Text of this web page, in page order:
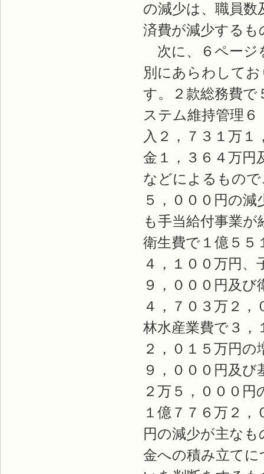
の減少は、職員数
済費が減少する
次に、６ページ
別にあらわして
す。２款総務費で
ステム維持管理
入２，７３１万１
金１，３６４万円
などによるもの
５，０００円の
も手当給付事業
衛生費で１億５５
４，１００万円
９，０００円及
４，７０３万２
林水産業費で３，
２，０１５万円
９，０００円及
２万５，０００
１億７７６万２
円の減少が主な
金への積み立て